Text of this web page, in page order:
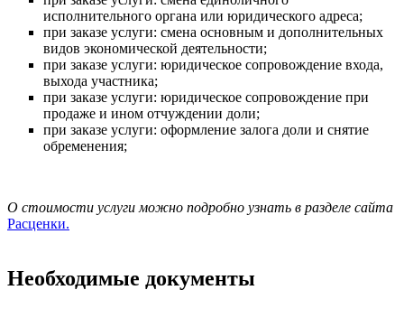
исполнительного органа или юридического адреса;
при заказе услуги: смена основным и дополнительных
видов экономической деятельности;
при заказе услуги: юридическое сопровождение входа,
выхода участника;
при заказе услуги: юридическое сопровождение при
продаже и ином отчуждении доли;
при заказе услуги: оформление залога доли и снятие
обременения;
О стоимости услуги можно подробно узнать в разделе сайта
Расценки.
Необходимые документы